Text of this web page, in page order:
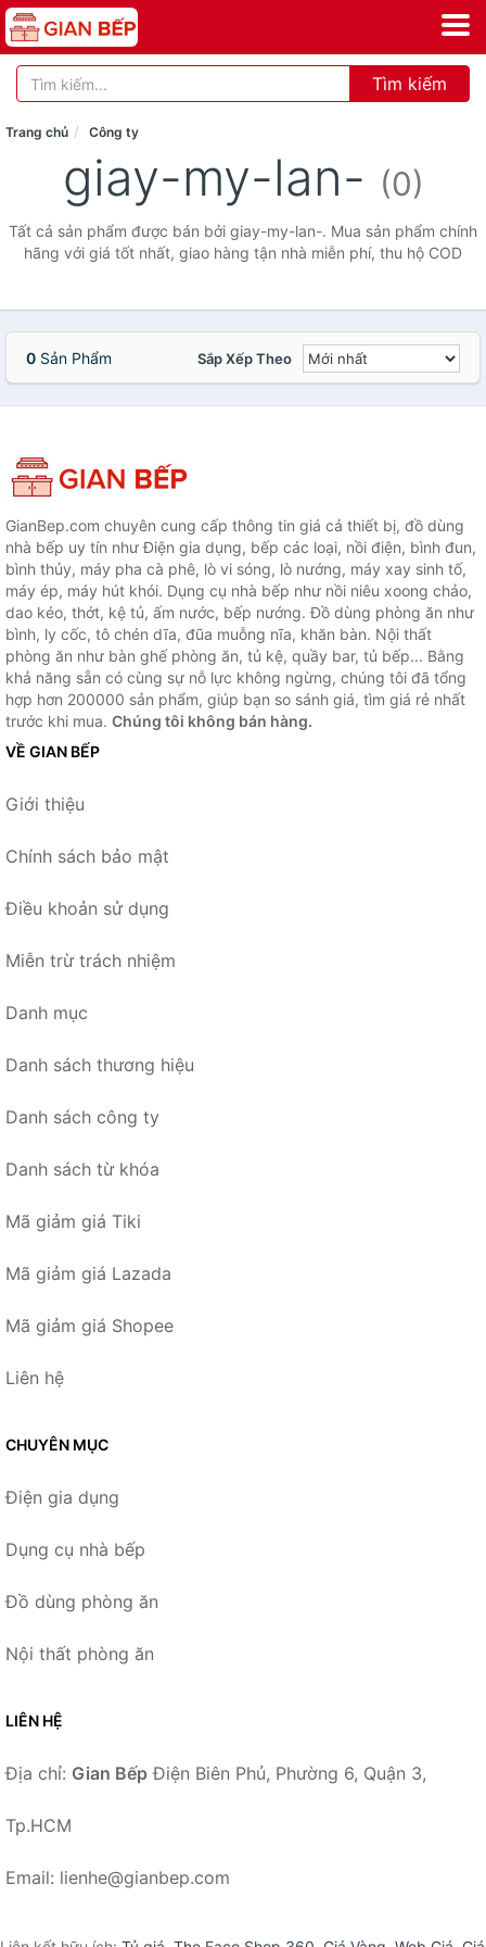
Tìm kiếm
Trang chủ Công ty
giay-my-lan- (0)
Tất cả sản phẩm được bán bởi giay-my-lan-. Mua sản phẩm chính
hãng với giá tốt nhất, giao hàng tận nhà miễn phí, thu hộ COD
0 Sản Phẩm Sắp Xếp Theo
GianBep.com chuyên cung cấp thông tin giá cả thiết bị, đồ dùng
nhà bếp uy tín như Điện gia dụng, bếp các loại, nồi điện, bình đun,
bình thủy, máy pha cà phê, lò vi sóng, lò nướng, máy xay sinh tố,
máy ép, máy hút khói. Dụng cụ nhà bếp như nồi niêu xoong chảo,
dao kéo, thớt, kệ tủ, ấm nước, bếp nướng. Đồ dùng phòng ăn như
bình, ly cốc, tô chén dĩa, đũa muỗng nĩa, khăn bàn. Nội thất
phòng ăn như bàn ghế phòng ăn, tủ kệ, quầy bar, tủ bếp... Bằng
khả năng sẵn có cùng sự nỗ lực không ngừng, chúng tôi đã tổng
hợp hơn 200000 sản phẩm, giúp bạn so sánh giá, tìm giá rẻ nhất
trước khi mua. Chúng tôi không bán hàng.
VỀ GIAN BẾP
Giới thiệu
Chính sách bảo mật
Điều khoản sử dụng
Miễn trừ trách nhiệm
Danh mục
Danh sách thương hiệu
Danh sách công ty
Danh sách từ khóa
Mã giảm giá Tiki
Mã giảm giá Lazada
Mã giảm giá Shopee
Liên hệ
CHUYÊN MỤC
Điện gia dụng
Dụng cụ nhà bếp
Đồ dùng phòng ăn
Nội thất phòng ăn
LIÊN HỆ
Địa chỉ: Gian Bếp Điện Biên Phủ, Phường 6, Quận 3,
Tp.HCM
Email: lienhe@gianbep.com